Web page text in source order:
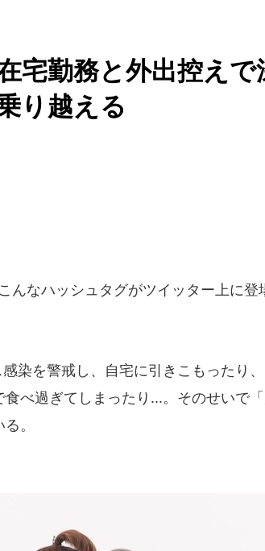
在宅勤務と外出控え
り越える
んなハッシュタグがツイッター上に登
染を警戒し、自宅に引きこもったり
べ過ぎてしまったり...。そのせいで
。